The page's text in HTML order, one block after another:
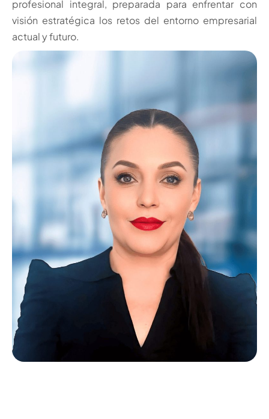
profesional integral, preparada para enfrentar con
visión estratégica los retos del entorno empresarial
actual y futuro.